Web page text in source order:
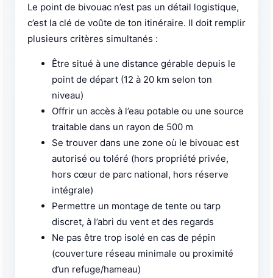
Le point de bivouac n’est pas un détail logistique,
c’est la clé de voûte de ton itinéraire. Il doit remplir
plusieurs critères simultanés :
Être situé à une distance gérable depuis le
point de départ (12 à 20 km selon ton
niveau)
Offrir un accès à l’eau potable ou une source
traitable dans un rayon de 500 m
Se trouver dans une zone où le bivouac est
autorisé ou toléré (hors propriété privée,
hors cœur de parc national, hors réserve
intégrale)
Permettre un montage de tente ou tarp
discret, à l’abri du vent et des regards
Ne pas être trop isolé en cas de pépin
(couverture réseau minimale ou proximité
d’un refuge/hameau)